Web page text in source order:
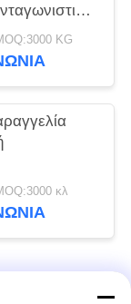
KG
κλ